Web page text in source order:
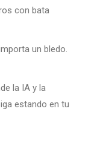
con bata
un bledo.
la IA y la
estando en tu